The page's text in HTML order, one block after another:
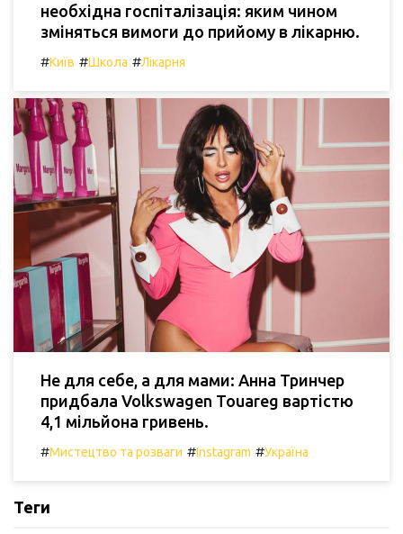
необхідна госпіталізація: яким чином
зміняться вимоги до прийому в лікарню.
#Київ #Школа #Лікарня
Не для себе, а для мами: Анна Тринчер
придбала Volkswagen Touareg вартістю
4,1 мільйона гривень.
#Мистецтво та розваги #Instagram #Україна
Теги